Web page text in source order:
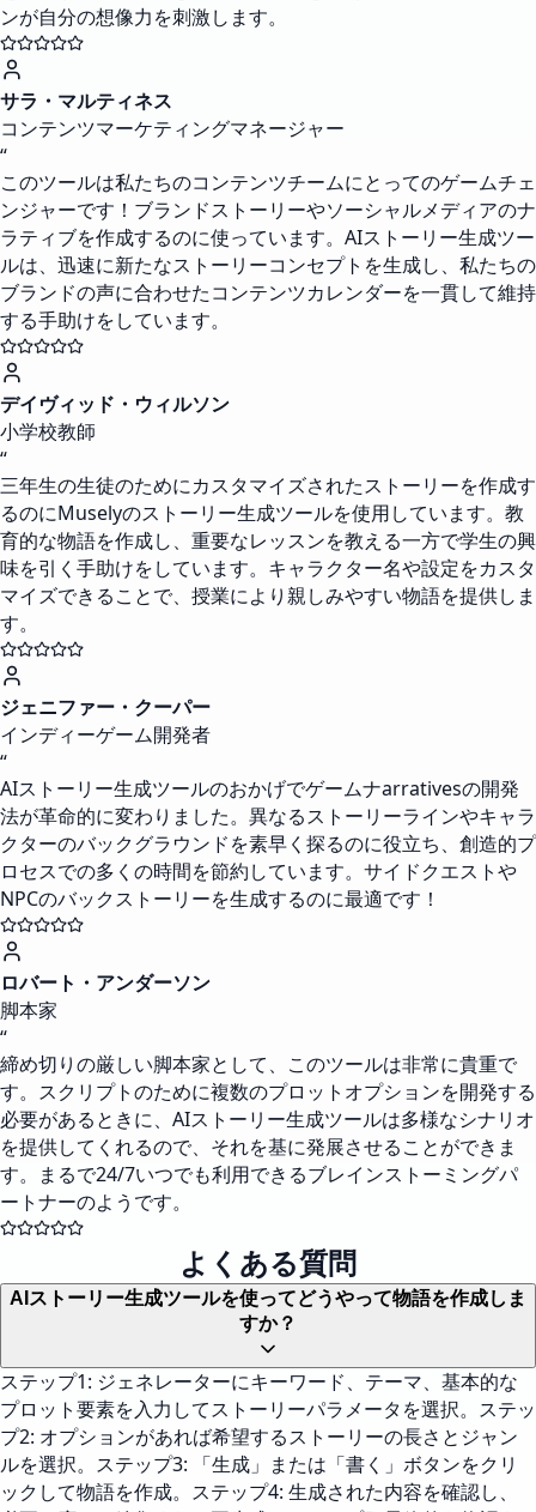
ンが自分の想像力を刺激します。
サラ・マルティネス
コンテンツマーケティングマネージャー
“
このツールは私たちのコンテンツチームにとってのゲームチェ
ンジャーです！ブランドストーリーやソーシャルメディアのナ
ラティブを作成するのに使っています。AIストーリー生成ツー
ルは、迅速に新たなストーリーコンセプトを生成し、私たちの
ブランドの声に合わせたコンテンツカレンダーを一貫して維持
する手助けをしています。
デイヴィッド・ウィルソン
小学校教師
“
三年生の生徒のためにカスタマイズされたストーリーを作成す
るのにMuselyのストーリー生成ツールを使用しています。教
育的な物語を作成し、重要なレッスンを教える一方で学生の興
味を引く手助けをしています。キャラクター名や設定をカスタ
マイズできることで、授業により親しみやすい物語を提供しま
す。
ジェニファー・クーパー
インディーゲーム開発者
“
AIストーリー生成ツールのおかげでゲームナarrativesの開発
法が革命的に変わりました。異なるストーリーラインやキャラ
クターのバックグラウンドを素早く探るのに役立ち、創造的プ
ロセスでの多くの時間を節約しています。サイドクエストや
NPCのバックストーリーを生成するのに最適です！
ロバート・アンダーソン
脚本家
“
締め切りの厳しい脚本家として、このツールは非常に貴重で
す。スクリプトのために複数のプロットオプションを開発する
必要があるときに、AIストーリー生成ツールは多様なシナリオ
を提供してくれるので、それを基に発展させることができま
す。まるで24/7いつでも利用できるブレインストーミングパ
ートナーのようです。
よくある質問
AIストーリー生成ツールを使ってどうやって物語を作成しま
すか？
ステップ1: ジェネレーターにキーワード、テーマ、基本的な
プロット要素を入力してストーリーパラメータを選択。ステッ
プ2: オプションがあれば希望するストーリーの長さとジャン
ルを選択。ステップ3: 「生成」または「書く」ボタンをクリ
ックして物語を作成。ステップ4: 生成された内容を確認し、